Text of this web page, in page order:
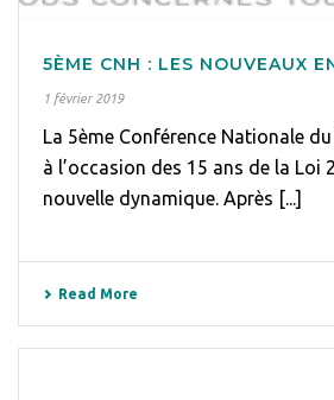
5ÈME CNH : LES NOUVEAUX
1 février 2019
La 5ème Conférence Nationale
à l’occasion des 15 ans de la Loi
nouvelle dynamique. Après [...]
Read More